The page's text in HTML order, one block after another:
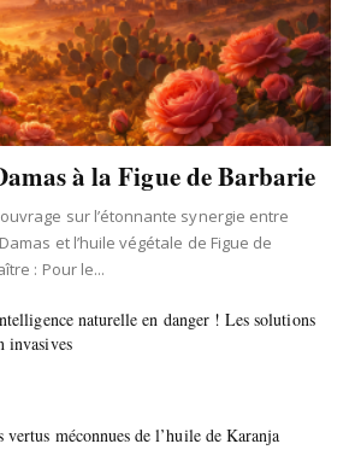
à la Figue de Barbarie
sur l’étonnante synergie entre
et l’huile végétale de Figue de
: Pour le...
naturelle en danger ! Les solutions
invasives
vertus méconnues de l’huile de Karanja